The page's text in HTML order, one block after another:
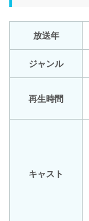
放送年
ジャンル
再生時間
キャスト